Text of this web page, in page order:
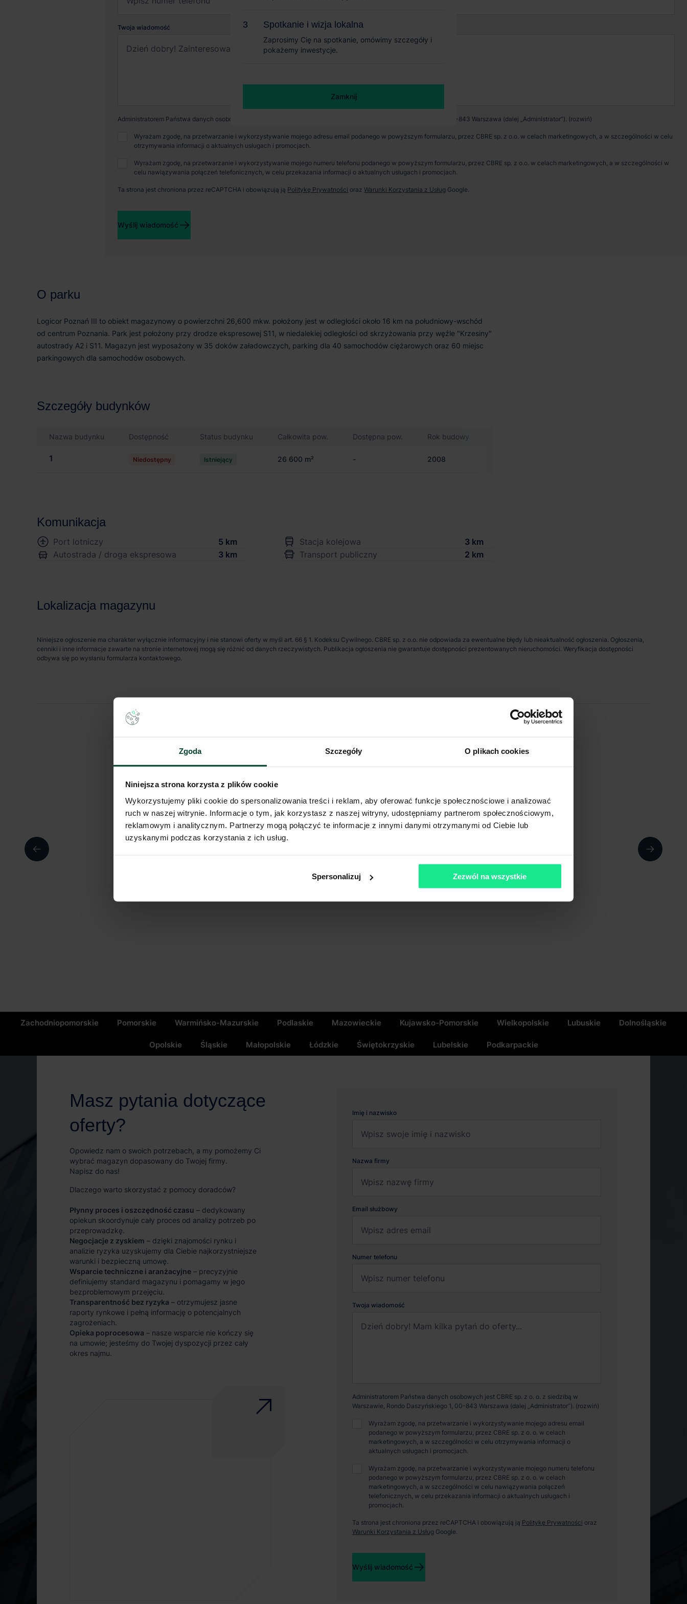
Zgoda Szczegóły O plikach cookies
Niniejsza strona korzysta z plików cookie
Wykorzystujemy pliki cookie do spersonalizowania treści i reklam, aby oferować funkcje społecznościowe i analizować
ruch w naszej witrynie. Informacje o tym, jak korzystasz z naszej witryny, udostępniamy partnerom społecznościowym,
reklamowym i analitycznym. Partnerzy mogą połączyć te informacje z innymi danymi otrzymanymi od Ciebie lub
uzyskanymi podczas korzystania z ich usług.
Spersonalizuj Zezwól na wszystkie
Wypełnij formularz
O parku
Logicor Poznań III to obiekt magazynowy o powierzchni 26,600 mkw. położony jest w odległości około 16 km na południowy-wschód
od centrum Poznania. Park jest położony przy drodze ekspresowej S11, w niedalekiej odległości od skrzyżowania przy węźle "Krzesiny"
autostrady A2 i S11. Magazyn jest wyposażony w 35 doków załadowczych, parking dla 40 samochodów ciężarowych oraz 60 miejsc
parkingowych dla samochodów osobowych.
Szczegóły budynków
Nazwa budynku Dostępność Status budynku Całkowita pow. Dostępna pow. Rok budowy
1 Niedostępny Istniejący 26 600 m² - 2008
Komunikacja
Port lotniczy 5 km Stacja kolejowa
3 km
Autostrada / droga ekspresowa
3 km Transport publiczny 2 km
Lokalizacja magazynu
Niniejsze ogłoszenie ma charakter wyłącznie informacyjny i nie stanowi oferty w myśl art. 66 § 1. Kodeksu Cywilnego. CBRE sp. z o.o. nie odpowiada za ewentualne błędy lub nieaktualność ogłoszenia. Ogłoszenia,
cenniki i inne informacje zawarte na stronie internetowej mogą się różnić od danych rzeczywistych. Publikacja ogłoszenia nie gwarantuje dostępności prezentowanych nieruchomości. Weryfikacja dostępności
odbywa się po wysłaniu formularza kontaktowego.
Zachodniopomorskie Pomorskie Warmińsko-Mazurskie Podlaskie Mazowieckie Kujawsko-Pomorskie Wielkopolskie Lubuskie Dolnośląskie
Opolskie Śląskie Małopolskie Łódzkie Świętokrzyskie Lubelskie Podkarpackie
Masz pytania dotyczące
oferty?
Opowiedz nam o swoich potrzebach, a my pomożemy Ci
wybrać magazyn dopasowany do Twojej firmy.
Napisz do nas!
Dlaczego warto skorzystać z pomocy doradców?
Płynny proces i oszczędność czasu – dedykowany
opiekun skoordynuje cały proces od analizy potrzeb po
przeprowadzkę.
Negocjacje z zyskiem – dzięki znajomości rynku i
analizie ryzyka uzyskujemy dla Ciebie najkorzystniejsze
warunki i bezpieczną umowę.
Wsparcie techniczne i aranżacyjne – precyzyjnie
definiujemy standard magazynu i pomagamy w jego
bezproblemowym przejęciu.
Transparentność bez ryzyka – otrzymujesz jasne
raporty rynkowe i pełną informację o potencjalnych
zagrożeniach.
Opieka poprocesowa – nasze wsparcie nie kończy się
na umowie; jesteśmy do Twojej dyspozycji przez cały
okres najmu.
Imię i nazwisko
Nazwa firmy
Email służbowy
Numer telefonu
Twoja wiadomość
Administratorem Państwa danych osobowych jest CBRE sp. z o. o. z siedzibą w
Warszawie, Rondo Daszyńskiego 1, 00-843 Warszawa (dalej „Administrator”).
Wyrażam zgodę, na przetwarzanie i wykorzystywanie mojego adresu email
podanego w powyższym formularzu, przez CBRE sp. z o. o. w celach
marketingowych, a w szczególności w celu otrzymywania informacji o
aktualnych usługach i promocjach.
Wyrażam zgodę, na przetwarzanie i wykorzystywanie mojego numeru telefonu
podanego w powyższym formularzu, przez CBRE sp. z o. o. w celach
marketingowych, a w szczególności w celu nawiązywania połączeń
telefonicznych, w celu przekazania informacji o aktualnych usługach i
promocjach.
Ta strona jest chroniona przez reCAPTCHA i obowiązują ją Politykę Prywatności oraz
Warunki Korzystania z Usług Google.
Wyślij wiadomość
Spotkanie i wizja lokalna
Zaprosimy Cię na spotkanie, omówimy szczegóły i
pokażemy inwestycje.
Zamknij
Twoja wiadomość
Administratorem Państwa danych osobowych jest CBRE sp. z o. o. z siedzibą w Warszawie, Rondo Daszyńskiego 1, 00-843 Warszawa (dalej „Administrator”).
Wyrażam zgodę, na przetwarzanie i wykorzystywanie mojego adresu email podanego w powyższym formularzu, przez CBRE sp. z o.o. w celach marketingowych, a w szczególności w celu
otrzymywania informacji o aktualnych usługach i promocjach.
Wyrażam zgodę, na przetwarzanie i wykorzystywanie mojego numeru telefonu podanego w powyższym formularzu, przez CBRE sp. z o.o. w celach marketingowych, a w szczególności w
celu nawiązywania połączeń telefonicznych, w celu przekazania informacji o aktualnych usługach i promocjach.
Ta strona jest chroniona przez reCAPTCHA i obowiązują ją Politykę Prywatności orazWarunki Korzystania z Usług Google.
Wyślij wiadomość
Spotkanie i wizja lokalna
Zaprosimy Cię na spotkanie, omówimy szczegóły i
pokażemy inwestycje.
Zamknij